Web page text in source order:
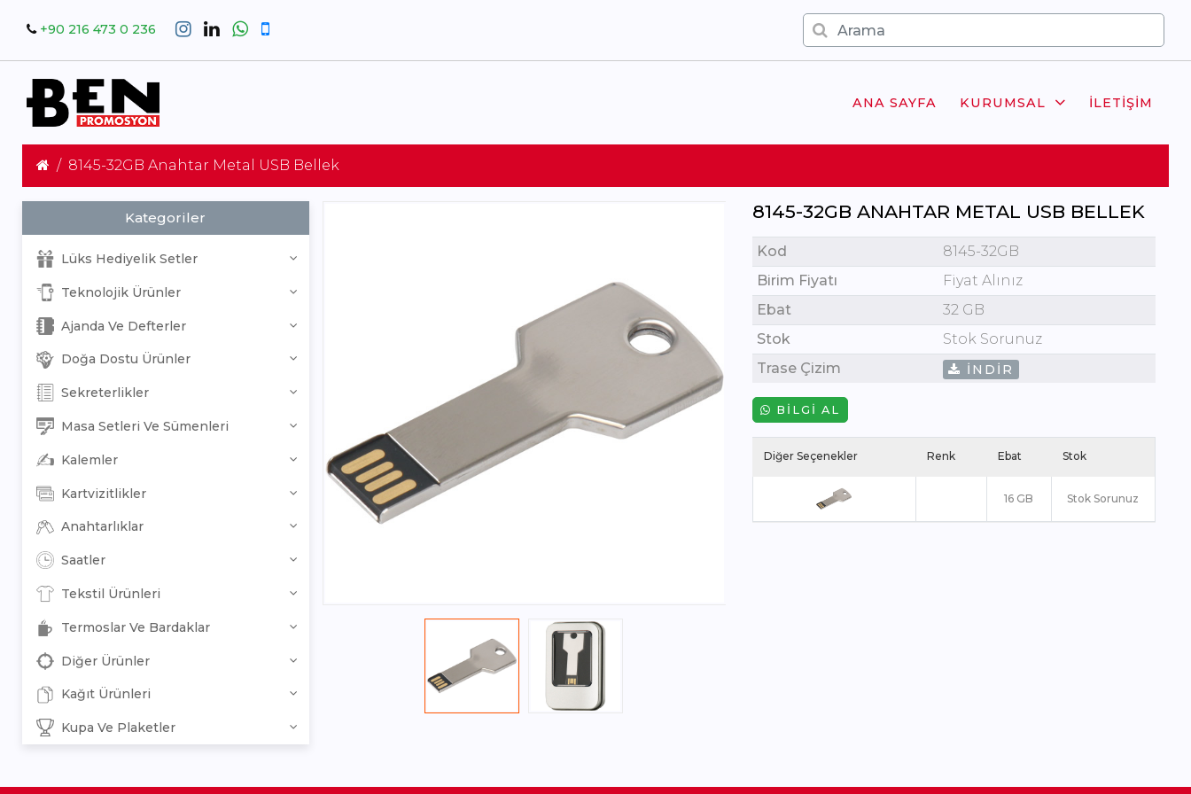
+90 216 473 0 236
ANA SAYFA KURUMSAL İLETIŞIM
8145-32GB Anahtar Metal USB Bellek
Kategoriler
Lüks Hediyelik Setler
Teknolojik Ürünler
Ajanda Ve Defterler
Doğa Dostu Ürünler
Sekreterlikler
Masa Setleri Ve Sümenleri
Kalemler
Kartvizitlikler
Anahtarlıklar
Saatler
Tekstil Ürünleri
Termoslar Ve Bardaklar
Diğer Ürünler
Kağıt Ürünleri
Kupa Ve Plaketler
8145-32GB ANAHTAR METAL USB BELLEK
Kod
8145-32GB
Birim Fiyatı
Fiyat Alınız
Ebat
32 GB
Stok
Stok Sorunuz
Trase Çizim
İNDIR
BILGI AL
Diğer Seçenekler Renk Ebat Stok
16 GB Stok Sorunuz